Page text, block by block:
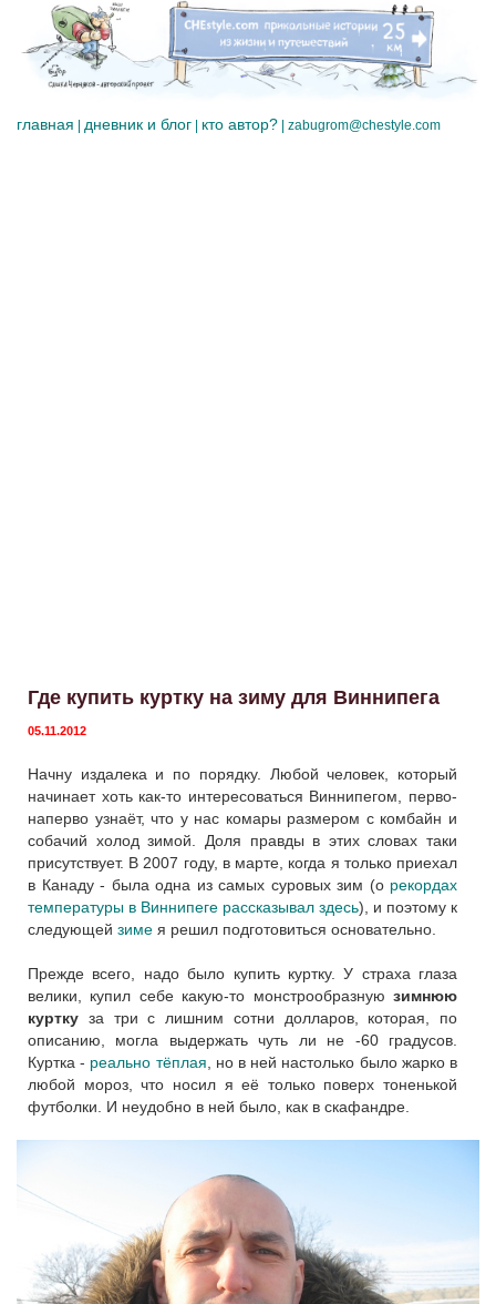
главная | дневник и блог | кто автор? | zabugrom@chestyle.com
Где купить куртку на зиму для Виннипега
05.11.2012
Начну издалека и по порядку. Любой человек, который
начинает хоть как-то интересоваться Виннипегом, перво-
наперво узнаёт, что у нас комары размером с комбайн и
собачий холод зимой. Доля правды в этих словах таки
присутствует. В 2007 году, в марте, когда я только приехал
в Канаду - была одна из самых суровых зим (о рекордах
температуры в Виннипеге рассказывал здесь), и поэтому к
следующей зиме я решил подготовиться основательно.
Прежде всего, надо было купить куртку. У страха глаза
велики, купил себе какую-то монстрообразную зимнюю
куртку за три с лишним сотни долларов, которая, по
описанию, могла выдержать чуть ли не -60 градусов.
Куртка - реально тёплая , но в ней настолько было жарко в
любой мороз, что носил я её только поверх тоненькой
футболки. И неудобно в ней было, как в скафандре.